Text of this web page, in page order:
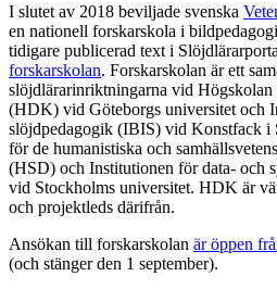
I slutet av 2018 beviljade svenska
en nationell forskarskola i
tidigare publicerad text i
forskarskolan. Forskarskolan är ett
slöjdlärarinriktningarna vid
(HDK) vid Göteborgs universitet och
slöjdpedagogik (IBIS) vid Konstfack i
för de humanistiska och
(HSD) och Institutionen för data- och
vid Stockholms universitet. HDK är
och projektleds därifrån.
Ansökan till forskarskolan är öppen
(och stänger den 1 september).